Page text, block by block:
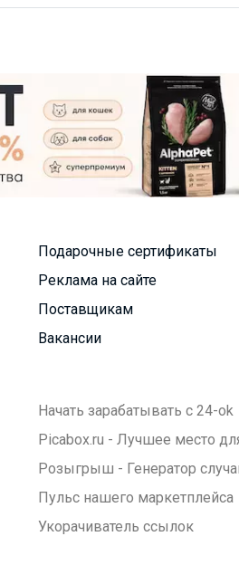
Подарочные сертификаты
Реклама на сайте
Поставщикам
Вакансии
Начать зарабатывать с 24-ok
Picabox.ru - Лучшее место
Розыгрыш - Генератор
Пульс нашего маркетплейса
Укорачиватель ссылок